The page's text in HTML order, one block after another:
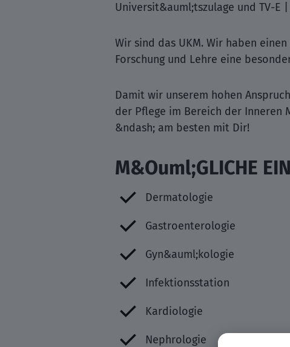
Universit&auml;tszulage und TV-
Wir sind das UKM. Wir haben
Forschung und Lehre eine
Damit wir unserem hohen
der Pflege im Bereich der Inneren
&ndash; am besten mit Dir!
M&Ouml;GLICHE
Dermatologie
Gastroenterologie
Gyn&auml;kologie
Infektionsstation
Kardiologie
Nephrologie